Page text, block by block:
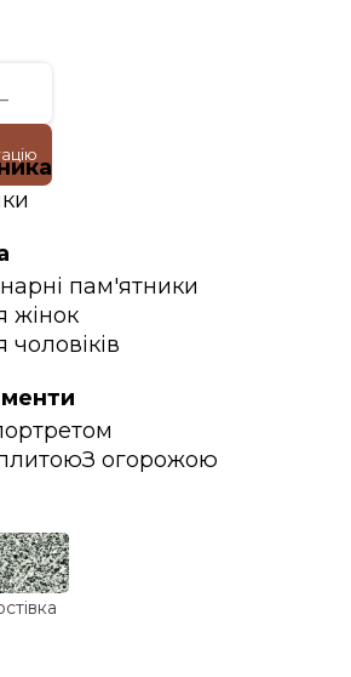
пам'ятники
жінок
З огорожою